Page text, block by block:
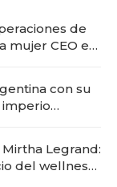
de
mujer CEO en
con su
Legrand:
del wellness